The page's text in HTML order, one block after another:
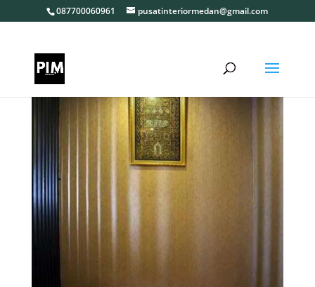
087700060961 pusatinteriormedan@gmail.com